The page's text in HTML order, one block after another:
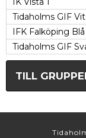
Tidaholms GIF Vit
IFK Falköping Blå
Tidaholms GIF
TILL